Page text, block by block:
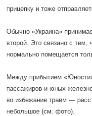
прицепку и тоже
Обычно «Украина»
второй. Это связано с тем,
нормально помещается
Между прибытием
пассажиров и юных
во избежание травм —
небольшое (см. фото).